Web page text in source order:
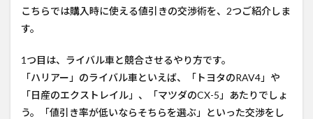
こちらでは購入時に使える値引きの交渉術を、2つご紹介しま
す。
1つ目は、ライバル車と競合させるやり方です。
「ハリアー」のライバル車といえば、「トヨタのRAV4」や
「日産のエクストレイル」、「マツダのCX-5」あたりでしょ
う。「値引き率が低いならそちらを選ぶ」といった交渉をし